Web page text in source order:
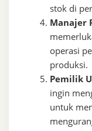
stok di
Manajer
operasi
produksi.
Pemilik
ingin
untuk